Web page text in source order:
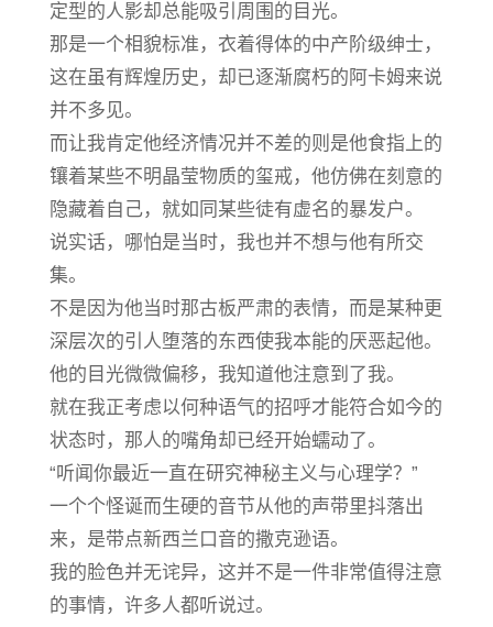
定型的人影却总能吸引周围的目光。
那是一个相貌标准，衣着得体的中产阶级绅士，
这在虽有辉煌历史，却已逐渐腐朽的阿卡姆来说
并不多见。
而让我肯定他经济情况并不差的则是他食指上的
镶着某些不明晶莹物质的玺戒，他仿佛在刻意的
隐藏着自己，就如同某些徒有虚名的暴发户。
说实话，哪怕是当时，我也并不想与他有所交
集。
不是因为他当时那古板严肃的表情，而是某种更
深层次的引人堕落的东西使我本能的厌恶起他。
他的目光微微偏移，我知道他注意到了我。
就在我正考虑以何种语气的招呼才能符合如今的
状态时，那人的嘴角却已经开始蠕动了。
“听闻你最近一直在研究神秘主义与心理学？”
一个个怪诞而生硬的音节从他的声带里抖落出
来，是带点新西兰口音的撒克逊语。
我的脸色并无诧异，这并不是一件非常值得注意
的事情，许多人都听说过。